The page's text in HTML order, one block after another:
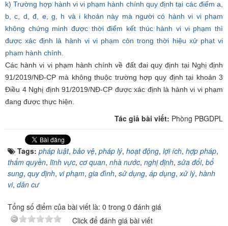
k) Trường hợp hành vi vi phạm hành chính quy định tại các điểm a,
b, c, d, đ, e, g, h và i khoản này mà người có hành vi vi phạm
không chứng minh được thời điểm kết thúc hành vi vi phạm thì
được xác định là hành vi vi phạm còn trong thời hiệu xử phạt vi
phạm hành chính.
Các hành vi vi phạm hành chính về đất đai quy định tại Nghị định
91/2019/NĐ-CP mà không thuộc trường hợp quy định tại khoản 3
Điều 4 Nghị định 91/2019/NĐ-CP được xác định là hành vi vi phạm
đang được thực hiện.
Tác giả bài viết: Phòng PBGDPL
Tags: pháp luật, bảo vệ, pháp lý, hoạt động, lợi ích, hợp pháp,
thẩm quyền, lĩnh vực, cơ quan, nhà nước, nghị định, sửa đổi, bổ
sung, quy định, vi phạm, gia đình, sử dụng, áp dụng,xử lý, hành
vi, dân cư
Tổng số điểm của bài viết là: 0 trong 0 đánh giá
Click để đánh giá bài viết